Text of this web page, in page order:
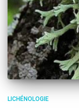
LICHÉNOLOGIE